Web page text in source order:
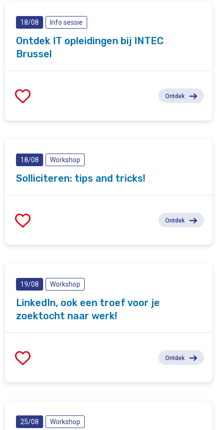
18/08 Info sessie
Ontdek IT opleidingen bij INTEC
Brussel
Ontdek
18/08 Workshop
Solliciteren: tips and tricks!
Ontdek
19/08 Workshop
LinkedIn, ook een troef voor je
zoektocht naar werk!
Ontdek
25/08 Workshop